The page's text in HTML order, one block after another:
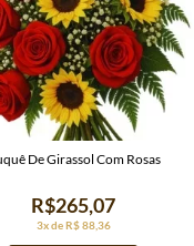
3x de R$ 88,36
R$265,07
Buquê De Girassol Com Rosas